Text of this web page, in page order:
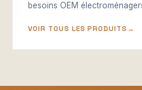
besoins OEM
VOIR TOUS LES PRODUITS